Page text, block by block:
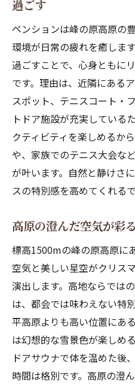
フレッシュ
ログハウス気分を
ション
クリスマスなら高地
由
標高1500mのペ
理由
涼しい高原環境で
ョン体験
高地ペンションで
快適なペンション
別感
アウトドア好きに
過ごし方
クリスマス別荘と
ョン
家族や友人と楽しむ
ペンションで家族
過ごす
ペンションは峰の原高原の
環境が日常の疲れを癒しま
過ごすことで、心身ともに
です。理由は、近隣にある
スポット、テニスコート・
トドア施設が充実している
クティビティを楽しめるか
や、家族でのテニス大会な
が叶います。自然と静けさ
スの特別感を高めてくれるで
高原の澄んだ空気が彩
標高1500mの峰の原高原に
空気と美しい星空がクリス
演出します。高地ならでは
は、都会では味わえない特
平高原よりも高い位置にあ
は幻想的な雪景色が楽しめ
ドアサウナで体を温めた後
時間は格別です。高原の澄